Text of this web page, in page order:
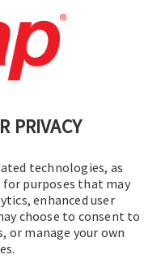
PRIVACY
technologies, as
for purposes that may
enhanced user
choose to consent to
or manage your own
| Sitemap
Inc.